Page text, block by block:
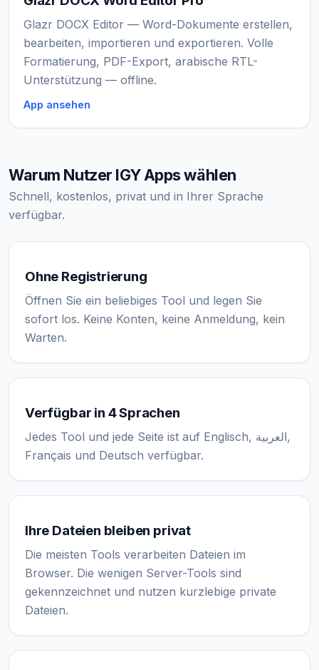
Glazr DOCX Editor — Word-Dokumente erstellen,
bearbeiten, importieren und exportieren. Volle
Formatierung, PDF-Export, arabische RTL-
Unterstützung — offline.
App ansehen
Warum Nutzer IGY Apps wählen
Schnell, kostenlos, privat und in Ihrer Sprache
verfügbar.
Ohne Registrierung
Öffnen Sie ein beliebiges Tool und legen Sie
sofort los. Keine Konten, keine Anmeldung, kein
Warten.
Verfügbar in 4 Sprachen
Jedes Tool und jede Seite ist auf Englisch, العربية,
Français und Deutsch verfügbar.
Ihre Dateien bleiben privat
Die meisten Tools verarbeiten Dateien im
Browser. Die wenigen Server-Tools sind
gekennzeichnet und nutzen kurzlebige private
Dateien.